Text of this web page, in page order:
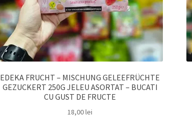
EDEKA FRUCHT – MISCHUNG GELEEFRÜCHTE
GEZUCKERT 250G JELEU ASORTAT – BUCATI
CU GUST DE FRUCTE
18,00lei